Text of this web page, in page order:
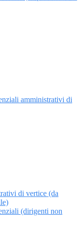
amministrativi di
di vertice (da
(dirigenti non